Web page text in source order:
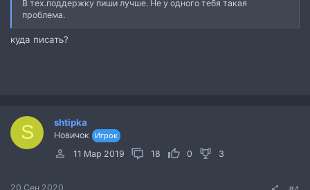
В тех.поддержку пиши лучше. Не у одного тебя такая
проблема.
куда писать?
S shtipka
Новичок Игрок
11 Мар 2019 18 0 3
20 Сен 2020